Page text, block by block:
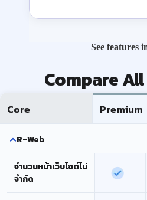
See features
Compare
Core Premium
R-Web
จำนวนหน้าเว็บไซต์ไม่
จำกัด